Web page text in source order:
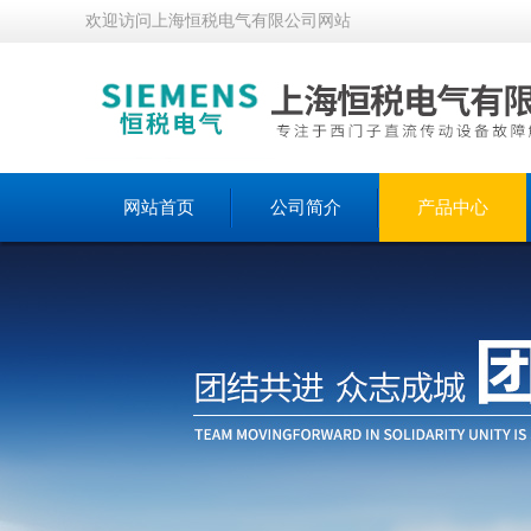
欢迎访问上海恒税电气有限公司网站
网站首页 公司简介 产品中心